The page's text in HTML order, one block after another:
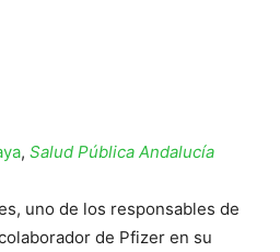
, Salud Pública Andalucía
uno de los responsables de
de Pfizer en su